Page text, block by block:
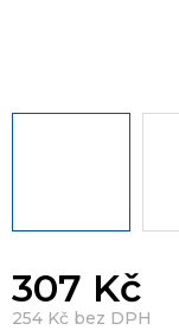
307 Kč
254 Kč bez DPH